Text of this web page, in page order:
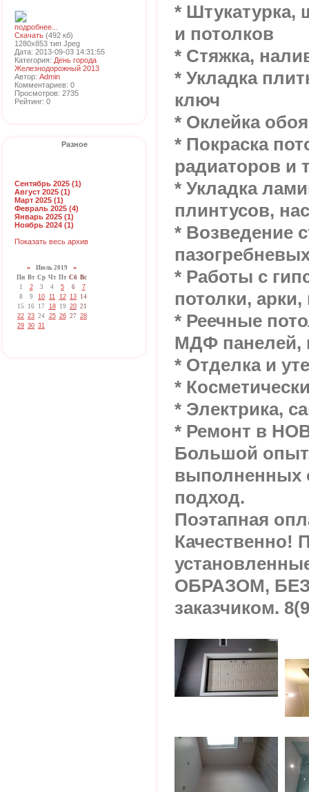
подробнее...
Скачать (492 кб)
1280x853 тип Jpeg
Дата: 2013-09-03 14:31:55
Категория: День города
Железнодорожный 2013
Автор: Admin
Комментариев: 0
Просмотров: 2735
Рейтинг: 0
Разное
Сентябрь 2025 (1)
Август 2025 (1)
Март 2025 (1)
Февраль 2025 (4)
Январь 2025 (1)
Ноябрь 2024 (1)
Показать весь архив
« Июль 2019 »
Пн Вт Ср Чт Пт Сб Вс
1
2 3 4 5 6
7
8
9 10 11 12 13 14
15
16 17 18 19 20 21
22 23 24 25 26 27 28
29 30 31
* Штукатурка,
и потолков
* Стяжка,
* Укладка
ключ
* Оклейка
* Покраска
радиаторов и
* Укладка
плинтусов,
* Возведение
* Работы с
потолки,
* Реечные
МДФ панелей,
* Отделка и
*
* Электрика,
* Ремонт в
Большой
выполненных
подход.
Поэтапная
Качественно!
ОБРАЗОМ,
заказчиком.